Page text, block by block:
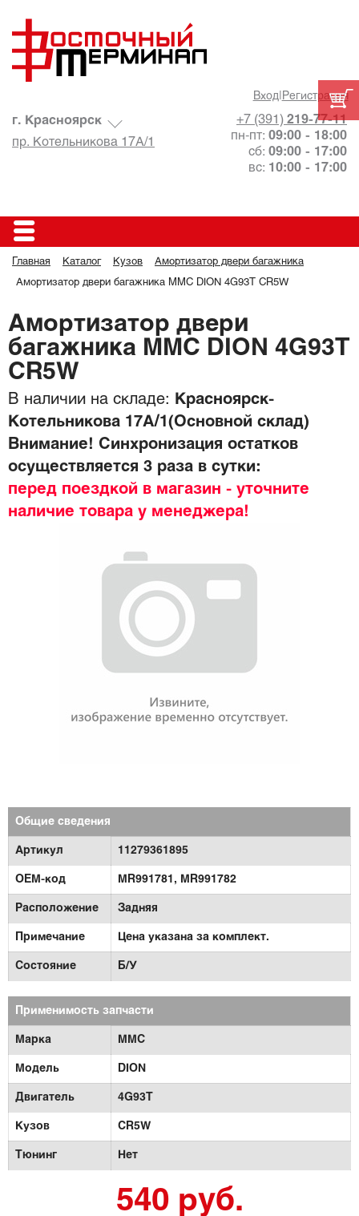
Вход| Регистрация
+7 (391) 219-77-11
пн-пт: 09:00 - 18:00
сб: 09:00 - 17:00
вс: 10:00 - 17:00
г. Красноярск
пр. Котельникова 17А/1
Главная Каталог Кузов Амортизатор двери багажника
Амортизатор двери багажника MMC DION 4G93T CR5W
Амортизатор двери
багажника MMC DION 4G93T
CR5W
В наличии на складе:
Красноярск-
Котельникова 17А/1(Основной склад)
Внимание! Синхронизация остатков
осуществляется 3 раза в сутки:
перед поездкой в магазин - уточните
наличие товара у менеджера!
Общие сведения
Артикул 11279361895
OEM-код MR991781, MR991782
Расположение Задняя
Примечание Цена указана за комплект.
Состояние Б/У
Применимость запчасти
Марка MMC
Модель DION
Двигатель 4G93T
Кузов CR5W
Тюнинг Нет
540 руб.